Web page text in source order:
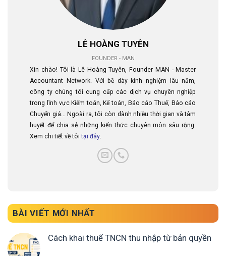
LÊ HOÀNG TUYÊN
FOUNDER - MAN
Xin chào! Tôi là Lê Hoàng Tuyên, Founder MAN - Master
Accountant Network. Với bề dày kinh nghiệm lâu năm,
công ty chúng tôi cung cấp các dịch vụ chuyên nghiệp
trong lĩnh vực Kiểm toán, Kế toán, Báo cáo Thuế, Báo cáo
Chuyển giá... Ngoài ra, tôi còn dành nhiều thời gian và tâm
huyết để chia sẻ những kiến thức chuyên môn sâu rộng.
Xem chi tiết về tôitại đây.
BÀI VIẾT MỚI NHẤT
Cách khai thuế TNCN thu nhập từ bản quyền